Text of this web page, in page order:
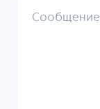
Сообщение